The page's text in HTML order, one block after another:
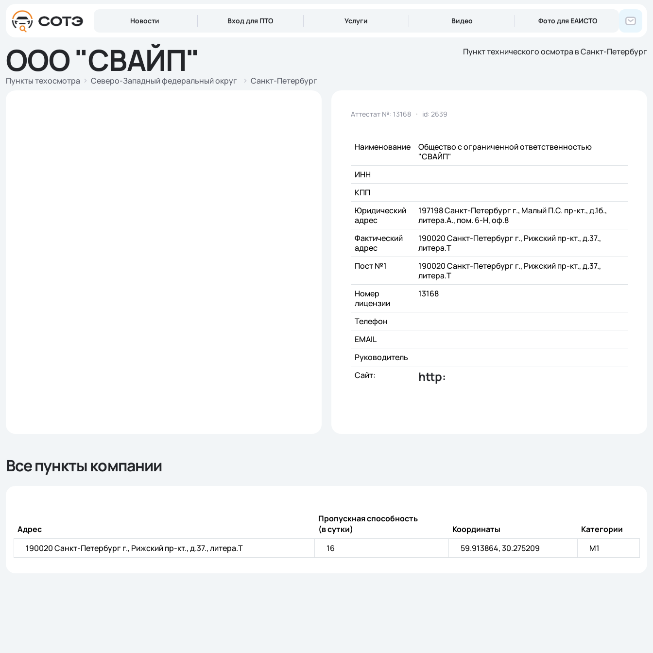
Новости Вход для ПТО Услуги Видео Фото для ЕАИСТО
ООО "СВАЙП" Пункт технического осмотра в Санкт-Петербург
Пункты техосмотра Северо-Западный федеральный округ Санкт-Петербург
Аттестат №: 13168 id: 2639
Наименование
Общество с ограниченной ответственностью
"СВАЙП"
ИНН
КПП
Юридический
адрес
197198 Санкт-Петербург г., Малый П.С. пр-кт., д.1б.,
литера.А., пом. 6-Н, оф.8
Фактический
адрес
190020 Санкт-Петербург г., Рижский пр-кт., д.37.,
литера.Т
Пост №1
190020 Санкт-Петербург г., Рижский пр-кт., д.37.,
литера.Т
Номер
лицензии
13168
Телефон
EMAIL
Руководитель
Сайт:
http:
Все пункты компании
Адрес
Пропускная способность
(в сутки)
Координаты
Категории
190020 Санкт-Петербург г., Рижский пр-кт., д.37., литера.Т
16 59.913864, 30.275209 M1